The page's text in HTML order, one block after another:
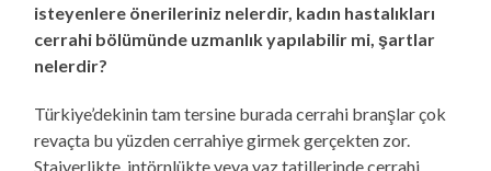
isteyenlere önerileriniz nelerdir, kadın hastalıkları
cerrahi bölümünde uzmanlık yapılabilir mi, şartlar
nelerdir?
Türkiye’dekinin tam tersine burada cerrahi branşlar çok
revaçta bu yüzden cerrahiye girmek gerçekten zor.
Stajyerlikte, intörnlükte veya yaz tatillerinde cerrahi